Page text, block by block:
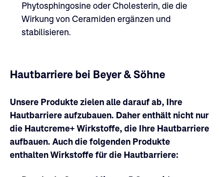
Phytosphingosine oder Cholesterin, die die
Wirkung von Ceramiden ergänzen und
stabilisieren.
Hautbarriere bei Beyer & Söhne
Unsere Produkte zielen alle darauf ab, Ihre
Hautbarriere aufzubauen. Daher enthält nicht nur
die Hautcreme+ Wirkstoffe, die Ihre Hautbarriere
aufbauen. Auch die folgenden Produkte
enthalten Wirkstoffe für die Hautbarriere: